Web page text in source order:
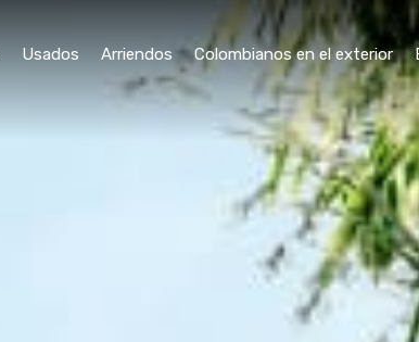
Usados Arriendos Colombianos en el exterior